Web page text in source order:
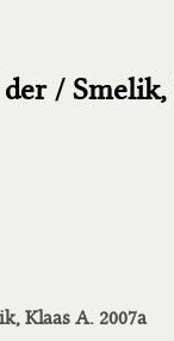
/
Klaas A. 2007a